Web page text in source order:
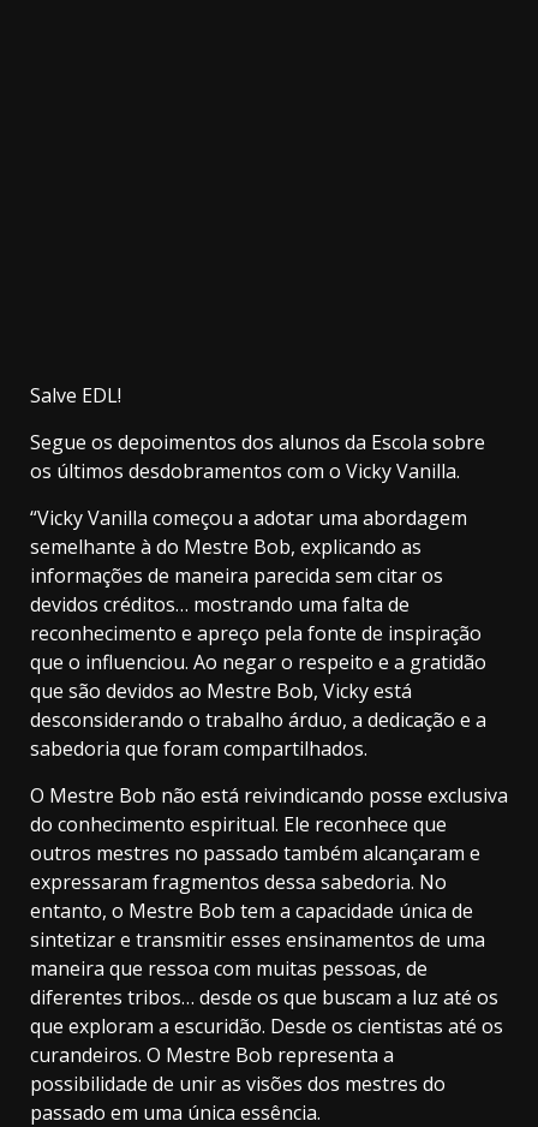
Salve EDL!
Segue os depoimentos dos alunos da Escola sobre
os últimos desdobramentos com o Vicky Vanilla.
“Vicky Vanilla começou a adotar uma abordagem
semelhante à do Mestre Bob, explicando as
informações de maneira parecida sem citar os
devidos créditos… mostrando uma falta de
reconhecimento e apreço pela fonte de inspiração
que o influenciou. Ao negar o respeito e a gratidão
que são devidos ao Mestre Bob, Vicky está
desconsiderando o trabalho árduo, a dedicação e a
sabedoria que foram compartilhados.
O Mestre Bob não está reivindicando posse exclusiva
do conhecimento espiritual. Ele reconhece que
outros mestres no passado também alcançaram e
expressaram fragmentos dessa sabedoria. No
entanto, o Mestre Bob tem a capacidade única de
sintetizar e transmitir esses ensinamentos de uma
maneira que ressoa com muitas pessoas, de
diferentes tribos… desde os que buscam a luz até os
que exploram a escuridão. Desde os cientistas até os
curandeiros. O Mestre Bob representa a
possibilidade de unir as visões dos mestres do
passado em uma única essência.